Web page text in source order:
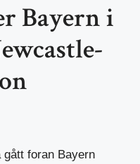
Bayern i
gått foran Bayern